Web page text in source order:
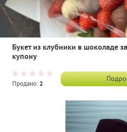
Букет из клубники в шоколаде
купону
Продано: 2